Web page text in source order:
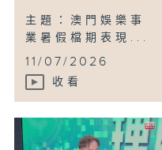
主題：澳門娛樂事
業暑假檔期表現...
11/07/2026
收看